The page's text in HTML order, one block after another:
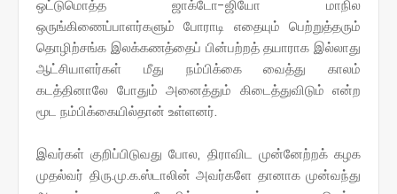
ஒட்டுமொத்த ஜாக்டோ-ஜியோ மாநில
ஒருங்கிணைப்பாளர்களும் போராடி எதையும் பெற்றுத்தரும்
தொழிற்சங்க இலக்கணத்தைப் பின்பற்றத் தயாராக இல்லாது
ஆட்சியாளர்கள் மீது நம்பிக்கை வைத்து காலம்
கடத்தினாலே போதும் அனைத்தும் கிடைத்துவிடும் என்ற
மூட நம்பிக்கையில்தான் உள்ளனர்.
இவர்கள் குறிப்பிடுவது போல, திராவிட முன்னேற்றக் கழக
முதல்வர் திரு.மு.க.ஸ்டாலின் அவர்களே தானாக முன்வந்து